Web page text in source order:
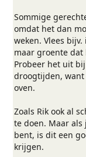
Sommige
omdat het dan
weken. Vlees
maar groente dat
Probeer het uit
droogtijden,
oven.
Zoals Rik ook al
te doen. Maar als
bent, is dit een
krijgen.